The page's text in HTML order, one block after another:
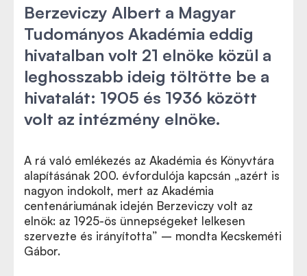
Berzeviczy Albert a Magyar
Tudományos Akadémia eddig
hivatalban volt 21 elnöke közül a
leghosszabb ideig töltötte be a
hivatalát: 1905 és 1936 között
volt az intézmény elnöke.
A rá való emlékezés az Akadémia és Könyvtára
alapításának 200. évfordulója kapcsán „azért is
nagyon indokolt, mert az Akadémia
centenáriumának idején Berzeviczy volt az
elnök: az 1925-ös ünnepségeket lelkesen
szervezte és irányította” – mondta Kecskeméti
Gábor.